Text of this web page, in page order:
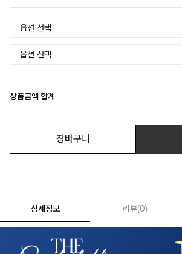
상품금액 합계
장바구니
상세정보 리뷰(0)